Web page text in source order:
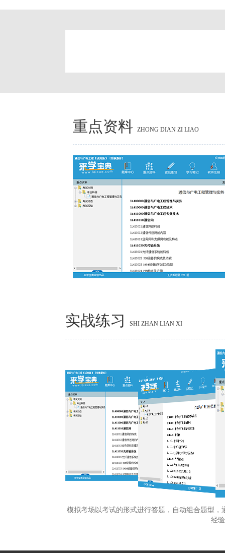
重点资料 ZHONG DIAN ZI LIAO
实战练习 SHI ZHAN LIAN XI
模拟考场以考试的形式进行答题，自动组合题型
经